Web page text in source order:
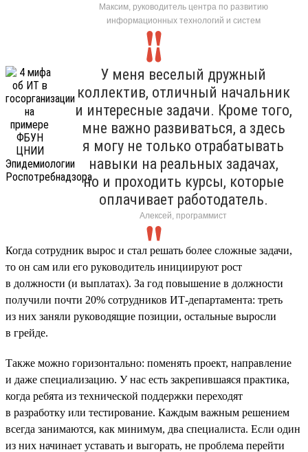
Максим, руководитель центра по развитию
информационных технологий и систем
У меня веселый дружный
коллектив, отличный начальник
и интересные задачи. Кроме того,
мне важно развиваться, а здесь
я могу не только отрабатывать
навыки на реальных задачах,
но и проходить курсы, которые
оплачивает работодатель.
Алексей, программист
Когда сотрудник вырос и стал решать более сложные задачи,
то он сам или его руководитель инициируют рост
в должности (и выплатах). За год повышение в должности
получили почти 20% сотрудников ИТ-департамента: треть
из них заняли руководящие позиции, остальные выросли
в грейде.
Также можно горизонтально: поменять проект, направление
и даже специализацию. У нас есть закрепившаяся практика,
когда ребята из технической поддержки переходят
в разработку или тестирование. Каждым важным решением
всегда занимаются, как минимум, два специалиста. Если один
из них начинает уставать и выгорать, не проблема перейти